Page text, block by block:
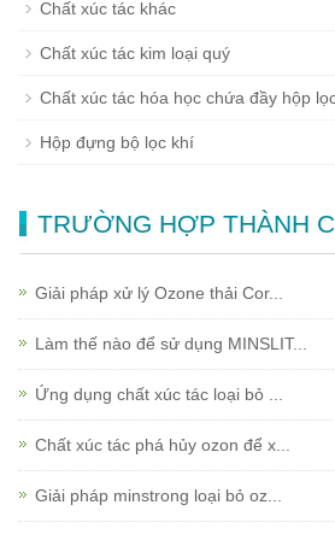
Chất xúc tác khác
Chất xúc tác kim loại quý
Chất xúc tác hóa học chứa đầy hộp
Hộp đựng bộ lọc khí
TRƯỜNG HỢP THÀNH
Giải pháp xử lý Ozone thải Cor...
Làm thế nào để sử dụng MINSLIT...
Ứng dụng chất xúc tác loại bỏ ...
Chất xúc tác phá hủy ozon để x...
Giải pháp minstrong loại bỏ oz...